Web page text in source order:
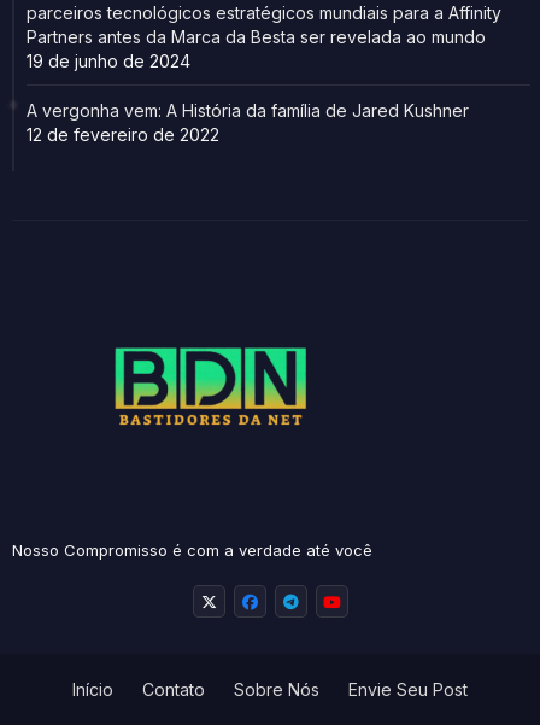
parceiros tecnológicos estratégicos mundiais para a Affinity
Partners antes da Marca da Besta ser revelada ao mundo
19 de junho de 2024
A vergonha vem: A História da família de Jared Kushner
12 de fevereiro de 2022
Nosso Compromisso é com a verdade até você
Início Contato Sobre Nós Envie Seu Post